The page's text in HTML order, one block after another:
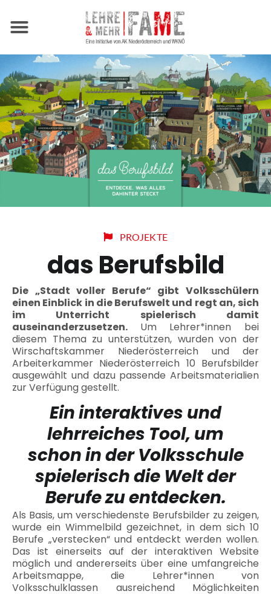
PROJEKTE
das Berufsbild
Die „Stadt voller Berufe“ gibt Volksschülern
einen Einblick in die Berufswelt und regt an, sich
im Unterricht spielerisch damit
auseinanderzusetzen. Um Lehrer*innen bei
diesem Thema zu unterstützen, wurden von der
Wirschaftskammer Niederösterreich und der
Arbeiterkammer Niederösterreich 10 Berufsbilder
ausgewählt und dazu passende Arbeitsmaterialien
zur Verfügung gestellt.
Ein interaktives und
lehrreiches Tool, um
schon in der Volksschule
spielerisch die Welt der
Berufe zu entdecken.
Als Basis, um verschiedenste Berufsbilder zu zeigen,
wurde ein Wimmelbild gezeichnet, in dem sich 10
Berufe „verstecken“ und entdeckt werden wollen.
Das ist einerseits auf der interaktiven Website
möglich und andererseits über eine umfangreiche
Arbeitsmappe, die Lehrer*innen von
Volksschulklassen ausreichend Möglichkeiten